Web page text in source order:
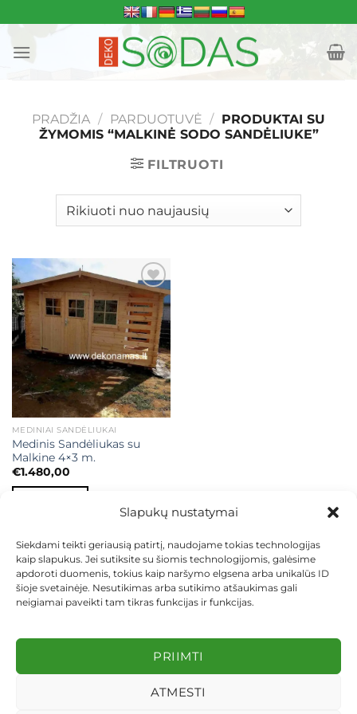
Slapukų nustatymai
Siekdami teikti geriausią patirtį, naudojame tokias technologijas
kaip slapukus. Jei sutiksite su šiomis technologijomis, galėsime
apdoroti duomenis, tokius kaip naršymo elgsena arba unikalūs ID
šioje svetainėje. Nesutikimas arba sutikimo atšaukimas gali
neigiamai paveikti tam tikras funkcijas ir funkcijas.
PRIIMTI
ATMESTI
to
content
PRADŽIA / PARDUOTUVĖ / PRODUKTAI SU
ŽYMOMIS “MALKINĖ SODO SANDĖLIUKE”
FILTRUOTI
Mėgstamiausias
MEDINIAI SANDĖLIUKAI
Medinis Sandėliukas su
Malkine 4×3 m.
€1.480,00
KEITIMAS IR GRĄŽINIMAS
PRIVATUMO POLITIKA
Visos teisės saugomos 2026 ©dekosodas.lt